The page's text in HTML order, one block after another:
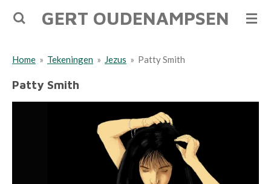
Ga
de
hoofdinhoud
GERT OUDENAMPSEN
Home » Tekeningen » Jezus » Patty Smith
Patty Smith